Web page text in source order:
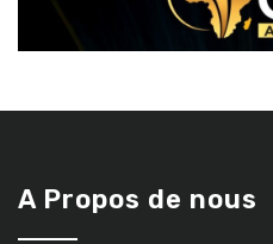
A Propos de nous